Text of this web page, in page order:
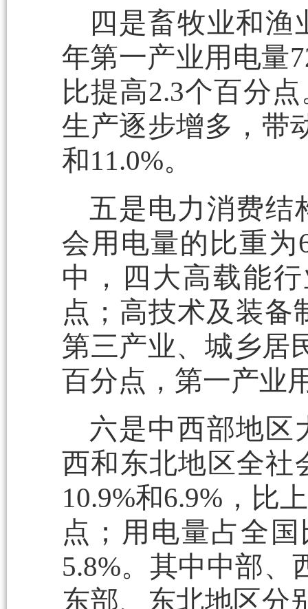
四是畜牧业和渔
年第一产业用电量
比提高2.3个百分
生产逐步增多，带
和11.0%。
五是电力消费结
会用电量的比重为
中，四大高载能
点；高技术及装备
第三产业、城乡居
百分点，第一产业
六是中西部地区
西和东北地区全社
10.9%和6.9%，比
点；用电量占全国
5.8%。其中中部、
东部、东北地区分